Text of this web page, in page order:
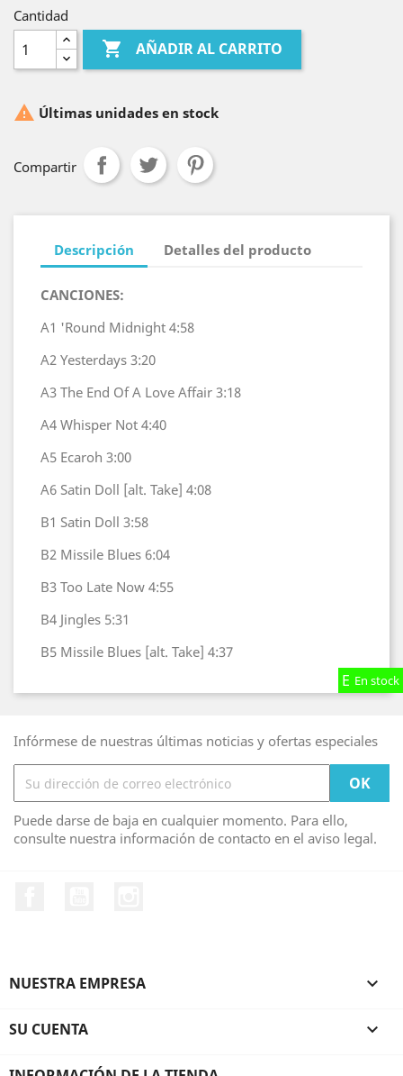
En stock
En stock
En stock
Cantidad
 AÑADIR AL CARRITO
 Últimas unidades en stock
Compartir
Descripción Detalles del producto
CANCIONES:
A1 'Round Midnight 4:58
A2 Yesterdays 3:20
A3 The End Of A Love Affair 3:18
A4 Whisper Not 4:40
A5 Ecaroh 3:00
A6 Satin Doll [alt. Take] 4:08
B1 Satin Doll 3:58
B2 Missile Blues 6:04
B3 Too Late Now 4:55
B4 Jingles 5:31
B5 Missile Blues [alt. Take] 4:37
Infórmese de nuestras últimas noticias y ofertas especiales
Puede darse de baja en cualquier momento. Para ello,
consulte nuestra información de contacto en el aviso legal.
NUESTRA EMPRESA 
SU CUENTA 